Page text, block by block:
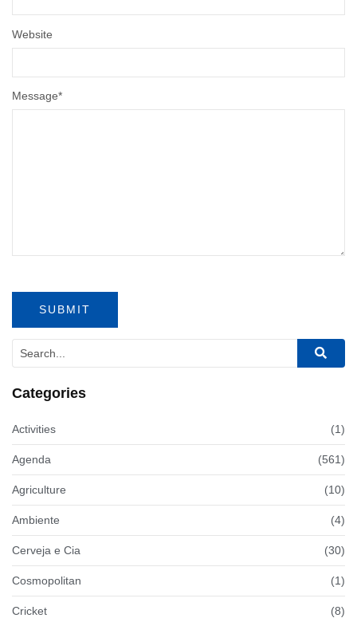
Message*
Website
Categories
Activities (1)
Agenda (561)
Agriculture (10)
Ambiente (4)
Cerveja e Cia (30)
Cosmopolitan (1)
Cricket (8)